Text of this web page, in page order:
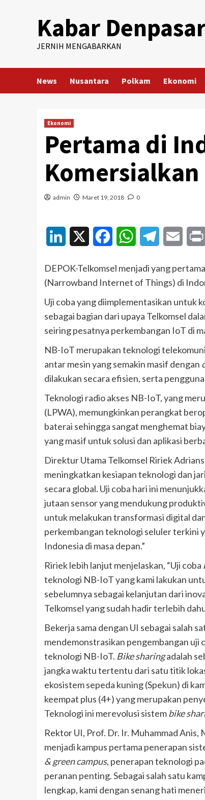
Kabar
JERNIH MENGABARKAN
News Nusantara Polkam Ekonomi
Ekonomi
Pertama di
Komersialkan
admin Maret 19, 2018 0
LinkedIn FacebookWhatsAppTelegramEmail
DEPOK-Telkomsel menjadi yang
(Narrowband Internet of Things) di
Uji coba yang diimplementasikan untuk
sebagai bagian dari upaya Telkomsel
seiring pesatnya perkembangan IoT di
NB-IoT merupakan teknologi
antar mesin yang semakin masif dengan
dilakukan secara efisien, serta
Teknologi radio akses NB-IoT, yang
(LPWA), memungkinkan perangkat
baterai sehingga sangat menghemat
yang masif untuk solusi dan aplikasi
Direktur Utama Telkomsel Ririek
meningkatkan kesiapan teknologi dan
secara global. Uji coba hari ini
jutaan sensor yang mendukung
untuk melakukan transformasi digital
perkembangan teknologi seluler terkini
Indonesia di masa depan.”
Ririek lebih lanjut menjelaskan, “Uji coba
teknologi NB-IoT yang kami lakukan
sebelumnya sebagai kelanjutan dari
Telkomsel yang sudah hadir terlebih
Bekerja sama dengan UI sebagai salah
mendemonstrasikan pengembangan uji
teknologi NB-IoT. Bike sharingadalah
jangka waktu tertentu dari satu titik
ekosistem sepeda kuning (Spekun) di
keempat plus (4+) yang merupakan
Teknologi ini merevolusi sistembike
Rektor UI, Prof. Dr. Ir. Muhammad
menjadi kampus pertama penerapan
& green campus, penerapan teknologi
peranan penting. Sebagai salah satu
lengkap, kami dengan senang hati